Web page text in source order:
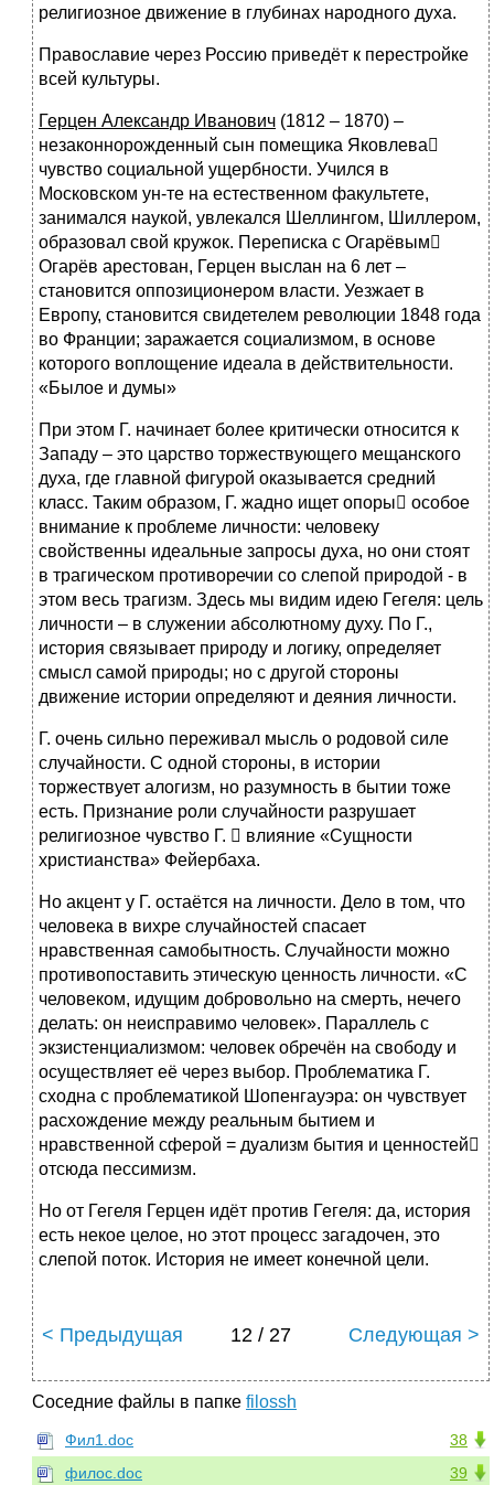
религиозное движение в глубинах народного духа.
Православие через Россию приведёт к перестройке
всей культуры.
Герцен Александр Иванович (1812 – 1870) –
незаконнорожденный сын помещика Яковлева
чувство социальной ущербности. Учился в
Московском ун-те на естественном факультете,
занимался наукой, увлекался Шеллингом, Шиллером,
образовал свой кружок. Переписка с Огарёвым
Огарёв арестован, Герцен выслан на 6 лет –
становится оппозиционером власти. Уезжает в
Европу, становится свидетелем революции 1848 года
во Франции; заражается социализмом, в основе
которого воплощение идеала в действительности.
«Былое и думы»
При этом Г. начинает более критически относится к
Западу – это царство торжествующего мещанского
духа, где главной фигурой оказывается средний
класс. Таким образом, Г. жадно ищет опоры особое
внимание к проблеме личности: человеку
свойственны идеальные запросы духа, но они стоят
в трагическом противоречии со слепой природой - в
этом весь трагизм. Здесь мы видим идею Гегеля: цель
личности – в служении абсолютному духу. По Г.,
история связывает природу и логику, определяет
смысл самой природы; но с другой стороны
движение истории определяют и деяния личности.
Г. очень сильно переживал мысль о родовой силе
случайности. С одной стороны, в истории
торжествует алогизм, но разумность в бытии тоже
есть. Признание роли случайности разрушает
религиозное чувство Г.  влияние «Сущности
христианства» Фейербаха.
Но акцент у Г. остаётся на личности. Дело в том, что
человека в вихре случайностей спасает
нравственная самобытность. Случайности можно
противопоставить этическую ценность личности. «С
человеком, идущим добровольно на смерть, нечего
делать: он неисправимо человек». Параллель с
экзистенциализмом: человек обречён на свободу и
осуществляет её через выбор. Проблематика Г.
сходна с проблематикой Шопенгауэра: он чувствует
расхождение между реальным бытием и
нравственной сферой = дуализм бытия и ценностей
отсюда пессимизм.
Но от Гегеля Герцен идёт против Гегеля: да, история
есть некое целое, но этот процесс загадочен, это
слепой поток. История не имеет конечной цели.
< Предыдущая 12 / 27 Следующая >
Соседние файлы в папке filossh
38
Фил1.doc
39
филос.doc